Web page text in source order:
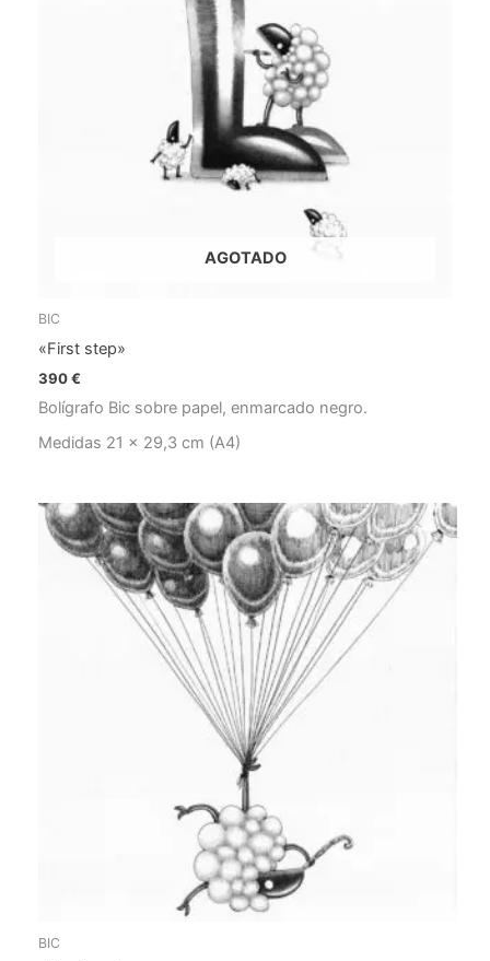
AGOTADO
BIC
«First step»
390€
Bolígrafo Bic sobre papel, enmarcado negro.
Medidas 21 x 29,3 cm (A4)
BIC